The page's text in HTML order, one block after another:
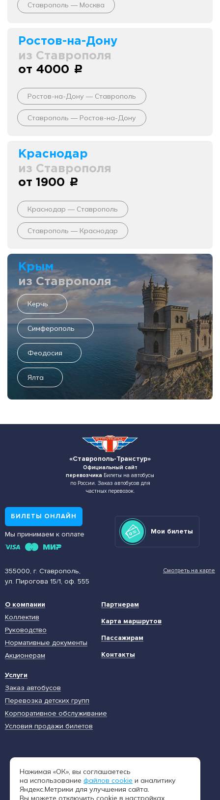
Ставрополь — Москва
Ростов-на-Дону
из Ставрополя
от 4000 c
Ростов-на-Дону — Ставрополь
Ставрополь — Ростов-на-Дону
Краснодар
из Ставрополя
от 1900 c
Краснодар — Ставрополь
Ставрополь — Краснодар
Крым
из Ставрополя
Керчь
Симферополь
Феодосия
Ялта
«Ставрополь-Транстур»
Официальный сайт
перевозчика Билеты на автобусы
по России. Заказ автобусов для
частных перевозок.
355000, г. Ставрополь,
ул. Пирогова 15/1, оф. 555
Смотреть на карте
БИЛЕТЫ ОНЛАЙН
Мы принимаем к оплате Мои билеты
О компании
Коллектив
Руководство
Нормативные документы
Акционерам
Услуги
Заказ автобусов
Перевозка детских групп
Корпоративное обслуживание
Условия продажи билетов
Партнерам
Карта маршрутов
Пассажирам
Контакты
8 (962) 402-65-54
Нажимая «ОК», вы соглашаетесь
на использование файлов cookie и аналитику
Яндекс.Метрики для улучшения сайта.
Вы можете отключить cookie в настройках